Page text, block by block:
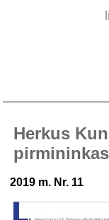
Herkus
2019 m. Nr. 11